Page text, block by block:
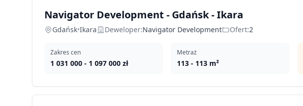
Navigator Development - Gdańsk - Ikara
Gdańsk•Ikara Deweloper:Navigator Development Ofert:2
Zakres cen
1 031 000 - 1 097 000 zł
Metraż
113 - 113 m²